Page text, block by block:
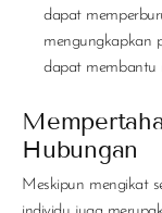
dapat
mengungkapkan
dapat membantu
Hubungan
Meskipun mengikat